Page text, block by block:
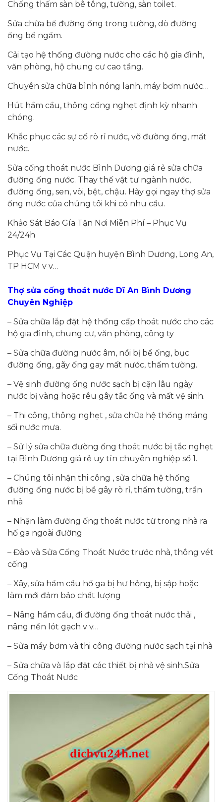
Chống thấm sàn bê tông, tường, sàn toilet.
Sửa chữa bể đường ống trong tường, dò đường
ống bể ngầm.
Cải tạo hệ thống đường nước cho các hộ gia đình,
văn phòng, hộ chung cư cao tầng.
Chuyên sửa chữa bình nóng lạnh, máy bơm nước…
Hút hầm cầu, thông cống nghẹt định kỳ nhanh
chóng.
Khắc phục các sự cố rò rỉ nước, vỡ đường ống, mất
nước.
Sửa cống thoát nước Bình Dương giá rẻ sửa chữa
đường ống nước. Thay thế vật tư ngành nước,
đường ống, sen, vòi, bệt, chậu. Hãy gọi ngay thợ sửa
ống nước của chúng tôi khi có nhu cầu.
Khảo Sát Báo Gía Tận Nơi Miễn Phí – Phục Vụ
24/24h
Phục Vụ Tại Các Quận huyện Bình Dương, Long An,
TP HCM v v…
Thợ sửa cống thoát nước Dĩ An Bình Dương
Chuyên Nghiệp
– Sửa chữa lắp đặt hệ thống cấp thoát nước cho các
hộ gia đình, chung cư, văn phòng, công ty
– Sửa chữa đường nước âm, nổi bị bể ống, bục
đường ống, gãy ống gay mất nước, thấm tường.
– Vệ sinh đường ống nước sạch bị cặn lâu ngày
nước bị vàng hoặc rêu gây tắc ống và mất vệ sinh.
– Thi công, thông nghẹt , sửa chữa hệ thống máng
sối nước mưa.
– Sử lý sửa chữa đường ống thoát nước bị tắc nghẹt
tại Bình Dương giá rẻ uy tín chuyên nghiệp số 1.
– Chúng tôi nhận thi công , sửa chữa hệ thống
đường ống nước bị bể gây rò rỉ, thấm tường, trần
nhà
– Nhận làm đường ống thoát nước từ trong nhà ra
hố ga ngoài đường
– Đào và Sửa Cống Thoát Nước trước nhà, thông vét
cống
– Xây, sửa hầm cầu hố ga bị hư hỏng, bị sập hoặc
làm mới đảm bảo chất lượng
– Nâng hầm cầu, đi đường ống thoát nước thải ,
nâng nền lót gạch v v…
– Sửa máy bơm và thi công đường nước sạch tại nhà
– Sửa chữa và lắp đặt các thiết bị nhà vệ sinh.Sửa
Cống Thoát Nước